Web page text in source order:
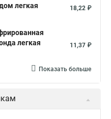
легкая
18,22 ₽
легкая
11,37 ₽
Показать больше